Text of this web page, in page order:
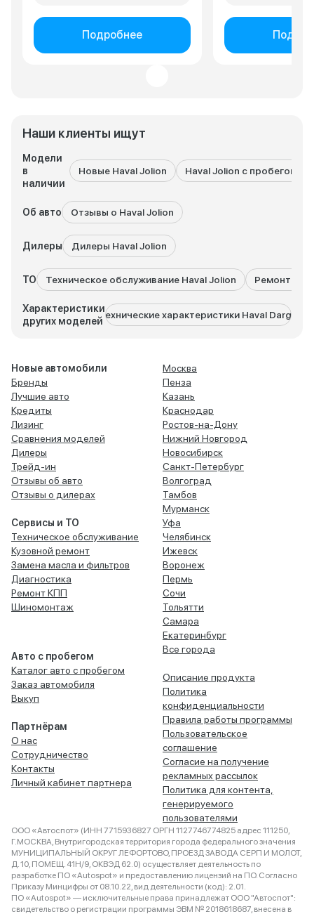
Наши клиенты ищут
Модели
в
наличии
Новые Haval Jolion Haval Jolion с пробегом
Об авто Отзывы о Haval Jolion
Дилеры Дилеры Haval Jolion
ТО Техническое обслуживание Haval Jolion Ремонт
Характеристики
других моделей
Технические характеристики Haval Dargo
Подробнее
Новые автомобили
Бренды
Лучшие авто
Кредиты
Лизинг
Сравнения моделей
Дилеры
Трейд-ин
Отзывы об авто
Отзывы о дилерах
Сервисы и ТО
Техническое обслуживание
Кузовной ремонт
Замена масла и фильтров
Диагностика
Ремонт КПП
Шиномонтаж
Авто с пробегом
Каталог авто с пробегом
Заказ автомобиля
Выкуп
Партнёрам
О нас
Сотрудничество
Контакты
Личный кабинет партнера
Москва
Пенза
Казань
Краснодар
Ростов-на-Дону
Нижний Новгород
Новосибирск
Санкт-Петербург
Волгоград
Тамбов
Мурманск
Уфа
Челябинск
Ижевск
Воронеж
Пермь
Сочи
Тольятти
Самара
Екатеринбург
Все города
Описание продукта
Политика
конфиденциальности
Правила работы программы
Пользовательское
соглашение
Согласие на получение
рекламных рассылок
Политика для контента,
генерируемого
пользователями
ООО «Автоспот» (ИНН 7715936827 ОРГН 1127746774825 адрес 111250,
Г.МОСКВА, Внутригородская территория города федерального значения
МУНИЦИПАЛЬНЫЙ ОКРУГ ЛЕФОРТОВО, ПРОЕЗД ЗАВОДА СЕРП И МОЛОТ,
Д. 10, ПОМЕЩ. 41Н/9, ОКВЭД 62.0) осуществляет деятельность по
разработке ПО «Autospot» и предоставлению лицензий на ПО. Согласно
Приказу Минцифры от 08.10.22, вид деятельности (код): 2.01.
ПО «Autospot» — исключительные права принадлежат ООО "Автоспот":
свидетельство о регистрации программы ЭВМ № 2018618687, внесена в